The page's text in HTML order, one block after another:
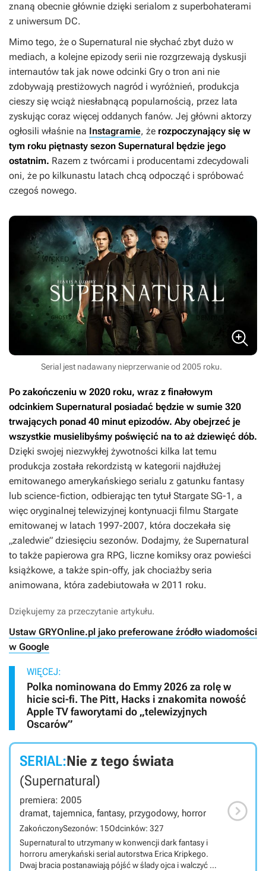
znaną obecnie głównie dzięki serialom z superbohaterami
z uniwersum DC.
Mimo tego, że o Supernatural nie słychać zbyt dużo w
mediach, a kolejne epizody serii nie rozgrzewają dyskusji
internautów tak jak nowe odcinki Gry o tron ani nie
zdobywają prestiżowych nagród i wyróżnień, produkcja
cieszy się wciąż niesłabnącą popularnością, przez lata
zyskując coraz więcej oddanych fanów. Jej główni aktorzy
ogłosili właśnie na Instagramie, że rozpoczynający się w
tym roku piętnasty sezon Supernatural będzie jego
ostatnim. Razem z twórcami i producentami zdecydowali
oni, że po kilkunastu latach chcą odpocząć i spróbować
czegoś nowego.
Serial jest nadawany nieprzerwanie od 2005 roku.
Po zakończeniu w 2020 roku, wraz z finałowym
odcinkiem Supernatural posiadać będzie w sumie 320
trwających ponad 40 minut epizodów. Aby obejrzeć je
wszystkie musielibyśmy poświęcić na to aż dziewięć dób.
Dzięki swojej niezwykłej żywotności kilka lat temu
produkcja została rekordzistą w kategorii najdłużej
emitowanego amerykańskiego serialu z gatunku fantasy
lub science-fiction, odbierając ten tytuł Stargate SG-1 , a
więc oryginalnej telewizyjnej kontynuacji filmu Stargate
emitowanej w latach 1997-2007, która doczekała się
„zaledwie” dziesięciu sezonów. Dodajmy, że Supernatural
to także papierowa gra RPG, liczne komiksy oraz powieści
książkowe, a także spin-offy, jak chociażby seria
animowana, która zadebiutowała w 2011 roku.
Dziękujemy za przeczytanie artykułu.
Ustaw GRYOnline.pl jako preferowane źródło wiadomości
w Google
WIĘCEJ:
Polka nominowana do Emmy 2026 za rolę w
hicie sci-fi. The Pitt, Hacks i znakomita nowość
Apple TV faworytami do „telewizyjnych
Oscarów”
SERIAL:Nie z tego świata
(Supernatural)
premiera: 2005
dramat, tajemnica, fantasy, przygodowy, horror
ZakończonySezonów: 15Odcinków: 327
Supernatural to utrzymany w konwencji dark fantasy i
horroru amerykański serial autorstwa Erica Kripkego.
Dwaj bracia postanawiają pójść w ślady ojca i walczyć ze
